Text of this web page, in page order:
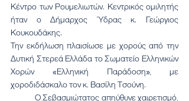
Κέντρο των Ρουμελιωτών. Κεντρικός ομιλητής
ήταν ο Δήμαρχος Ύδρας κ. Γεώργιος
Κουκουδάκης.
Την εκδήλωση πλαισίωσε με χορούς από την
Δυτική Στερεά Ελλάδα το Σωματείο Ελληνικών
Χορών «Ελληνική Παράδοση», με
χοροδιδάσκαλο τον κ. Βασίλη Τσούνη.